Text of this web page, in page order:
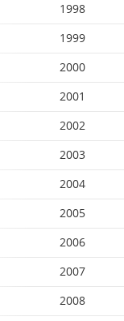
1998
1999
2000
2001
2002
2003
2004
2005
2006
2007
2008